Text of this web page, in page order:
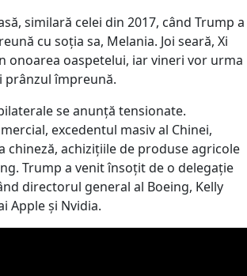
similară celei din 2017, când Trump a
cu soția sa, Melania. Joi seară, Xi
onoarea oaspetelui, iar vineri vor urma
prânzul împreună.
se anunță tensionate.
excedentul masiv al Chinei,
chineză, achizițiile de produse agricole
Trump a venit însoțit de o delegație
directorul general al Boeing, Kelly
Apple și Nvidia.